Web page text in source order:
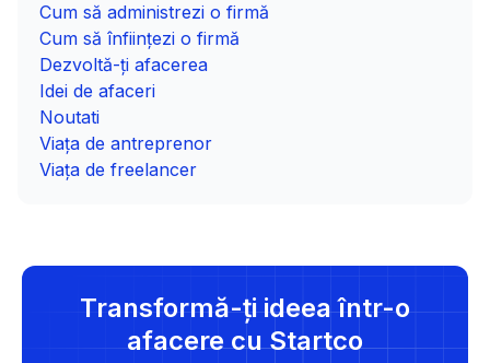
Cum să administrezi o firmă
Cum să înființezi o firmă
Dezvoltă-ți afacerea
Idei de afaceri
Noutati
Viața de antreprenor
Viața de freelancer
Transformă-ți ideea într-o
afacere cu Startco